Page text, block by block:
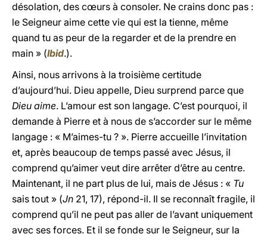
désolation, des cœurs à consoler. Ne crains donc pas :
le Seigneur aime cette vie qui est la tienne, même
quand tu as peur de la regarder et de la prendre en
main » (Ibid.).
Ainsi, nous arrivons à la troisième certitude
d’aujourd’hui. Dieu appelle, Dieu surprend parce que
Dieu aime. L’amour est son langage. C’est pourquoi, il
demande à Pierre et à nous de s’accorder sur le même
langage : « M’aimes-tu ? ». Pierre accueille l’invitation
et, après beaucoup de temps passé avec Jésus, il
comprend qu’aimer veut dire arrêter d’être au centre.
Maintenant, il ne part plus de lui, mais de Jésus : « Tu
sais tout » (Jn 21, 17), répond-il. Il se reconnaît fragile, il
comprend qu’il ne peut pas aller de l’avant uniquement
avec ses forces. Et il se fonde sur le Seigneur, sur la